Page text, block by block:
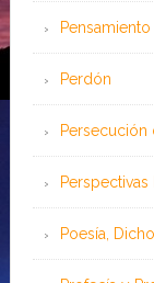
Perdón
Persecución
Perspectivas
Poesía,